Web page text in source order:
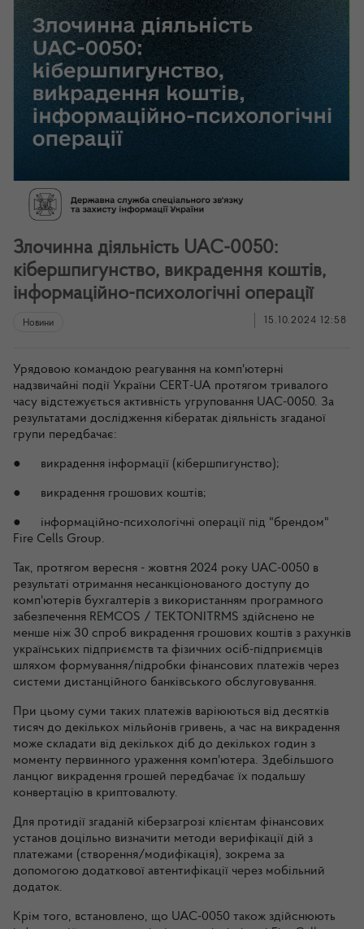
Злочинна діяльність UAC-0050:
кібершпигунство, викрадення коштів,
інформаційно-психологічні операції
Новини 15.10.2024 12:58
Урядовою командою реагування на комп'ютерні
надзвичайні події України CERT-UA протягом тривалого
часу відстежується активність угруповання UAC-0050. За
результатами дослідження кібератак діяльність згаданої
групи передбачає:
● викрадення інформації (кібершпигунство);
● викрадення грошових коштів;
● інформаційно-психологічні операції під "брендом"
Fire Cells Group.
Так, протягом вересня - жовтня 2024 року UAC-0050 в
результаті отримання несанкціонованого доступу до
комп'ютерів бухгалтерів з використанням програмного
забезпечення REMCOS / TEKTONITRMS здійснено не
менше ніж 30 спроб викрадення грошових коштів з рахунків
українських підприємств та фізичних осіб-підприємців
шляхом формування/підробки фінансових платежів через
системи дистанційного банківського обслуговування.
При цьому суми таких платежів варіюються від десятків
тисяч до декількох мільйонів гривень, а час на викрадення
може складати від декількох діб до декількох годин з
моменту первинного ураження комп'ютера. Здебільшого
ланцюг викрадення грошей передбачає їх подальшу
конвертацію в криптовалюту.
Для протидії згаданій кіберзагрозі клієнтам фінансових
установ доцільно визначити методи верифікації дій з
платежами (створення/модифікація), зокрема за
допомогою додаткової автентифікації через мобільний
додаток.
Крім того, встановлено, що UAC-0050 також здійснюють